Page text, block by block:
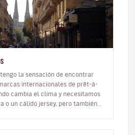
la sensación de encontrar
internacionales de prêt-à-
cambia el clima y necesitamos
o un cálido jersey, pero también